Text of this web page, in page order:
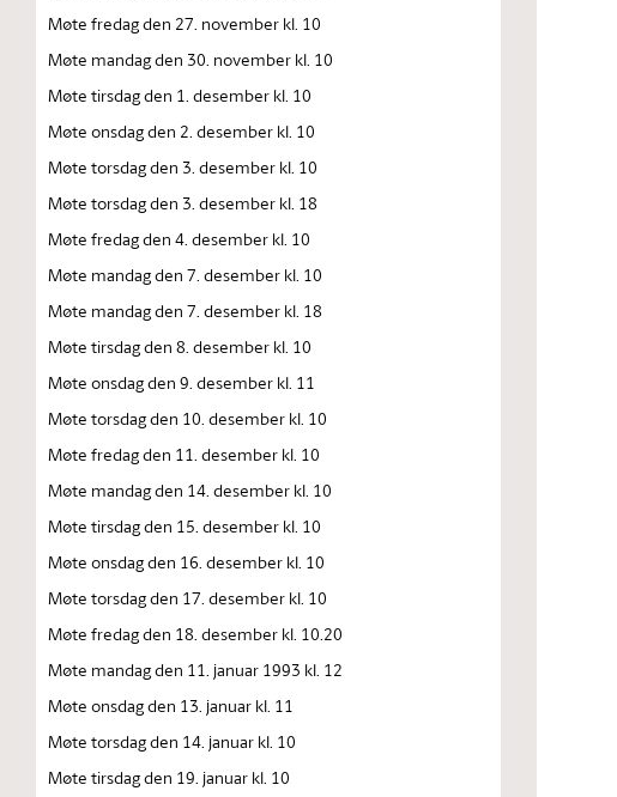
Møte fredag den 27. november kl. 10
Møte mandag den 30. november kl. 10
Møte tirsdag den 1. desember kl. 10
Møte onsdag den 2. desember kl. 10
Møte torsdag den 3. desember kl. 10
Møte torsdag den 3. desember kl. 18
Møte fredag den 4. desember kl. 10
Møte mandag den 7. desember kl. 10
Møte mandag den 7. desember kl. 18
Møte tirsdag den 8. desember kl. 10
Møte onsdag den 9. desember kl. 11
Møte torsdag den 10. desember kl. 10
Møte fredag den 11. desember kl. 10
Møte mandag den 14. desember kl. 10
Møte tirsdag den 15. desember kl. 10
Møte onsdag den 16. desember kl. 10
Møte torsdag den 17. desember kl. 10
Møte fredag den 18. desember kl. 10.20
Møte mandag den 11. januar 1993 kl. 12
Møte onsdag den 13. januar kl. 11
Møte torsdag den 14. januar kl. 10
Møte tirsdag den 19. januar kl. 10